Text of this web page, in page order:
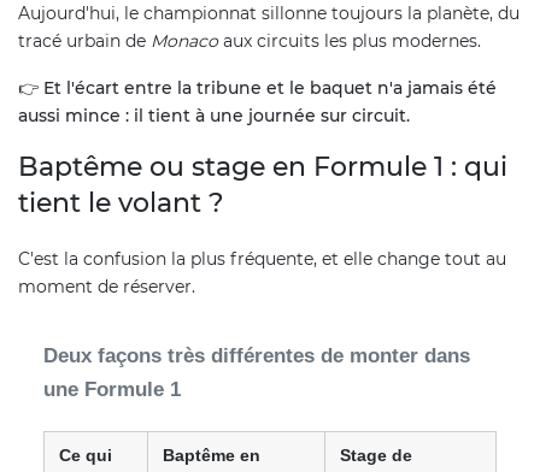
Aujourd'hui, le championnat sillonne toujours la planète, du
tracé urbain de Monacoaux circuits les plus modernes.
👉 Et l'écart entre la tribune et le baquet n'a jamais été
aussi mince : il tient à une journée sur circuit.
Baptême ou stage en Formule 1 : qui
tient le volant ?
C'est la confusion la plus fréquente, et elle change tout au
moment de réserver.
Deux façons très différentes de monter dans
une Formule 1
Ce qui
Baptême en
Stage de